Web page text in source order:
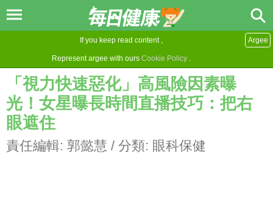
If you keep read content ,
Represent argee with ours Cookie Policy .
Argee
「視力快速惡化」高風險因素曝
光！女星曝長時間直播技巧：把右
眼遮住
責任編輯: 郭懿慧 / 分類: 眼科保健